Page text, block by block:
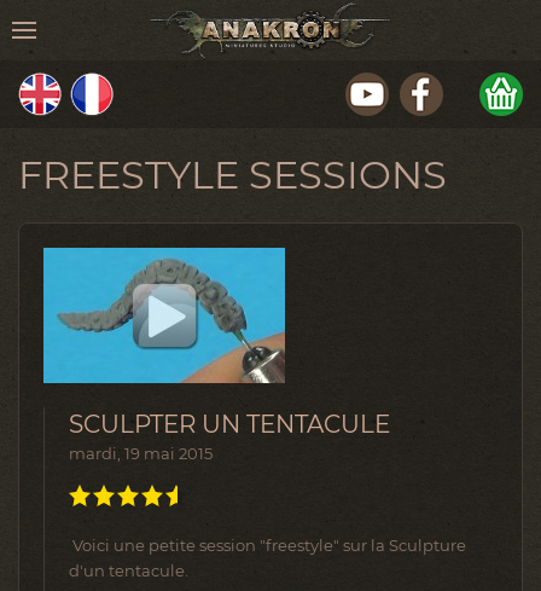
FREESTYLE SESSIONS
SCULPTER UN TENTACULE
mardi, 19 mai 2015
Voici une petite session "freestyle" sur la Sculpture
d'un tentacule.